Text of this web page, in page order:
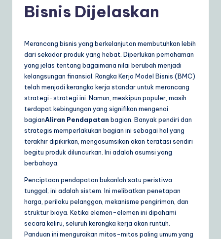
Y
o
D
ai
ly
G
ui
Bisnis Dijelaskan
Merancang bisnis yang berkelanjutan membutuhkan lebih
dari sekadar produk yang hebat. Diperlukan pemahaman
yang jelas tentang bagaimana nilai berubah menjadi
kelangsungan finansial. Rangka Kerja Model Bisnis (BMC)
telah menjadi kerangka kerja standar untuk merancang
strategi-strategi ini. Namun, meskipun populer, masih
terdapat kebingungan yang signifikan mengenai
bagianAliran Pendapatan bagian. Banyak pendiri dan
strategis memperlakukan bagian ini sebagai hal yang
terakhir dipikirkan, mengasumsikan akan teratasi sendiri
begitu produk diluncurkan. Ini adalah asumsi yang
berbahaya.
Penciptaan pendapatan bukanlah satu peristiwa
tunggal; ini adalah sistem. Ini melibatkan penetapan
harga, perilaku pelanggan, mekanisme pengiriman, dan
struktur biaya. Ketika elemen-elemen ini dipahami
secara keliru, seluruh kerangka kerja akan runtuh.
Panduan ini menguraikan mitos-mitos paling umum yang